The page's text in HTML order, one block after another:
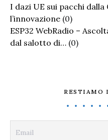
I dazi UE sui pacchi
l’innovazione (0)
ESP32 WebRadio –
dal salotto di… (0)
RESTIAMO